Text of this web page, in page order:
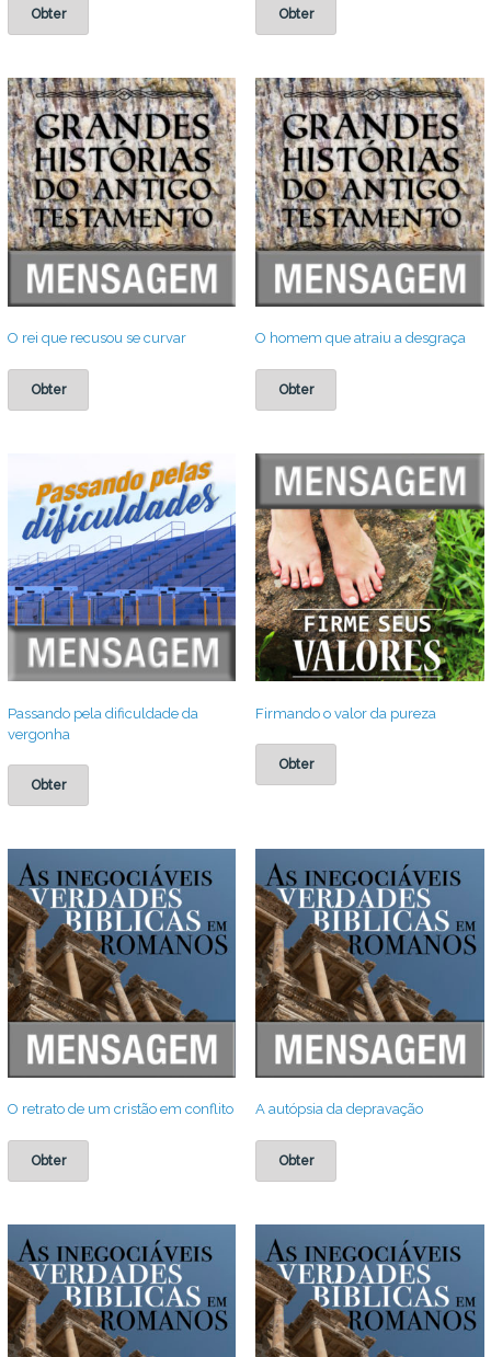
Obter Obter
O rei que recusou se curvar
Obter
O homem que atraiu a desgraça
Obter
Passando pela dificuldade da
vergonha
Obter
Firmando o valor da pureza
Obter
O retrato de um cristão em conflito
Obter
A autópsia da depravação
Obter